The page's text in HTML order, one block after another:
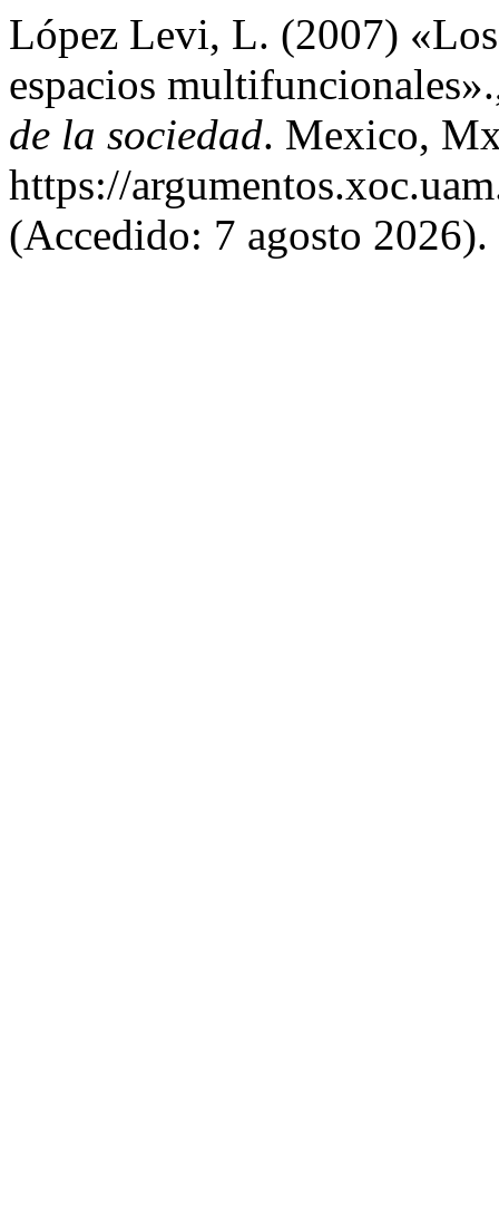
López Levi, L. (2007)
espacios
de la sociedad. Mexico,
https://
(Accedido: 7 agosto 2026).